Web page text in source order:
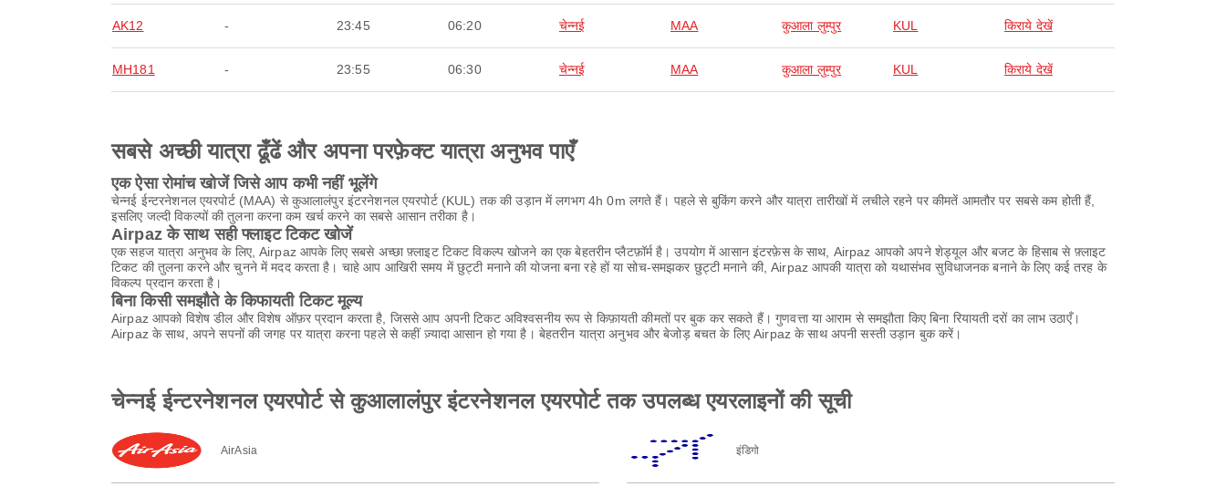
AK12 - 23:45 06:20 चेन्नई MAA कुआला लुम्पुर KUL किराये देखें
MH181 - 23:55 06:30 चेन्नई MAA कुआला लुम्पुर KUL किराये देखें
सबसे अच्छी यात्रा ढूँढें और अपना परफ़ेक्ट यात्रा अनुभव पाएँ
एक ऐसा रोमांच खोजें जिसे आप कभी नहीं भूलेंगे
चेन्नई ईन्टरनेशनल एयरपोर्ट (MAA) से कुआलालंपुर इंटरनेशनल एयरपोर्ट (KUL) तक की उड़ान में लगभग 4h 0m लगते हैं। पहले से बुकिंग करने और यात्रा तारीखों में लचीले रहने पर कीमतें आमतौर पर सबसे कम होती हैं,
इसलिए जल्दी विकल्पों की तुलना करना कम खर्च करने का सबसे आसान तरीका है।
Airpaz के साथ सही फ्लाइट टिकट खोजें
एक सहज यात्रा अनुभव के लिए, Airpaz आपके लिए सबसे अच्छा फ़्लाइट टिकट विकल्प खोजने का एक बेहतरीन प्लैटफ़ॉर्म है। उपयोग में आसान इंटरफ़ेस के साथ, Airpaz आपको अपने शेड्यूल और बजट के हिसाब से फ़्लाइट
टिकट की तुलना करने और चुनने में मदद करता है। चाहे आप आखिरी समय में छुट्टी मनाने की योजना बना रहे हों या सोच-समझकर छुट्टी मनाने की, Airpaz आपकी यात्रा को यथासंभव सुविधाजनक बनाने के लिए कई तरह के
विकल्प प्रदान करता है।
बिना किसी समझौते के किफायती टिकट मूल्य
Airpaz आपको विशेष डील और विशेष ऑफ़र प्रदान करता है, जिससे आप अपनी टिकट अविश्वसनीय रूप से किफ़ायती कीमतों पर बुक कर सकते हैं। गुणवत्ता या आराम से समझौता किए बिना रियायती दरों का लाभ उठाएँ।
Airpaz के साथ, अपने सपनों की जगह पर यात्रा करना पहले से कहीं ज़्यादा आसान हो गया है। बेहतरीन यात्रा अनुभव और बेजोड़ बचत के लिए Airpaz के साथ अपनी सस्ती उड़ान बुक करें।
चेन्नई ईन्टरनेशनल एयरपोर्ट से कुआलालंपुर इंटरनेशनल एयरपोर्ट तक उपलब्ध एयरलाइनों की सूची
AirAsia इंडिगो